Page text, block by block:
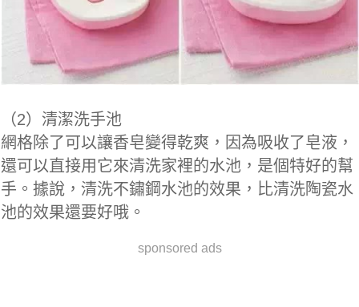
（2）清潔洗手池
網格除了可以讓香皂變得乾爽，因為吸收了皂液，
還可以直接用它來清洗家裡的水池，是個特好的幫
手。據說，清洗不鏽鋼水池的效果，比清洗陶瓷水
池的效果還要好哦。
sponsored ads